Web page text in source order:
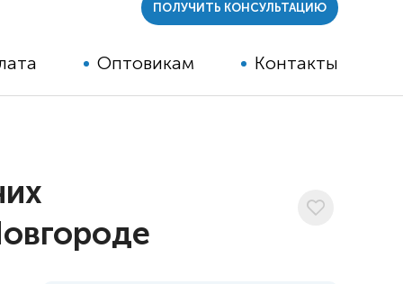
опции к ТСР
Оптовикам Контакты
ПОЛУЧИТЬ КОНСУЛЬТАЦИЮ